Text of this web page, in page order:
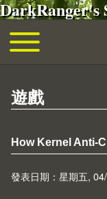
移至主內容
DarkRanger's
主導覽
Toggle main menu
遊戲
How Kernel Anti-
發表日期：星期五,